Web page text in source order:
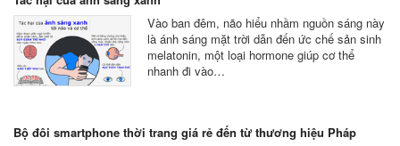
Vào ban đêm, não hiểu nhầm nguồn sáng này
là ánh sáng mặt trời dẫn đến ức chế sản sinh
melatonin, một loại hormone giúp cơ thể
nhanh đi vào…
Bộ đôi smartphone thời trang giá rẻ đến từ thương hiệu Pháp